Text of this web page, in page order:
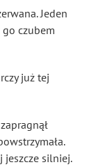
Jeden
czubem
już tej
jeszcze silniej.